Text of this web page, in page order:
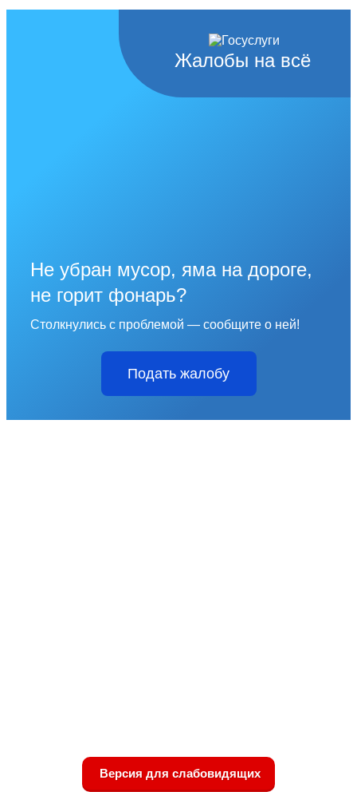
Жалобы на всё
Не убран мусор, яма на дороге,
не горит фонарь?
Столкнулись с проблемой — сообщите о ней!
Подать жалобу
Версия для слабовидящих